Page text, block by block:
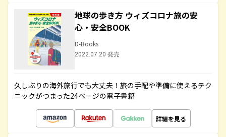
地球の歩き方 ウィズコロナ旅の安
心・安全BOOK
D-Books
2022.07.20 発売
久しぶりの海外旅行でも大丈夫！旅の手配や準備に使えるテク
ニックがつまった24ページの電子書籍
詳細を見る